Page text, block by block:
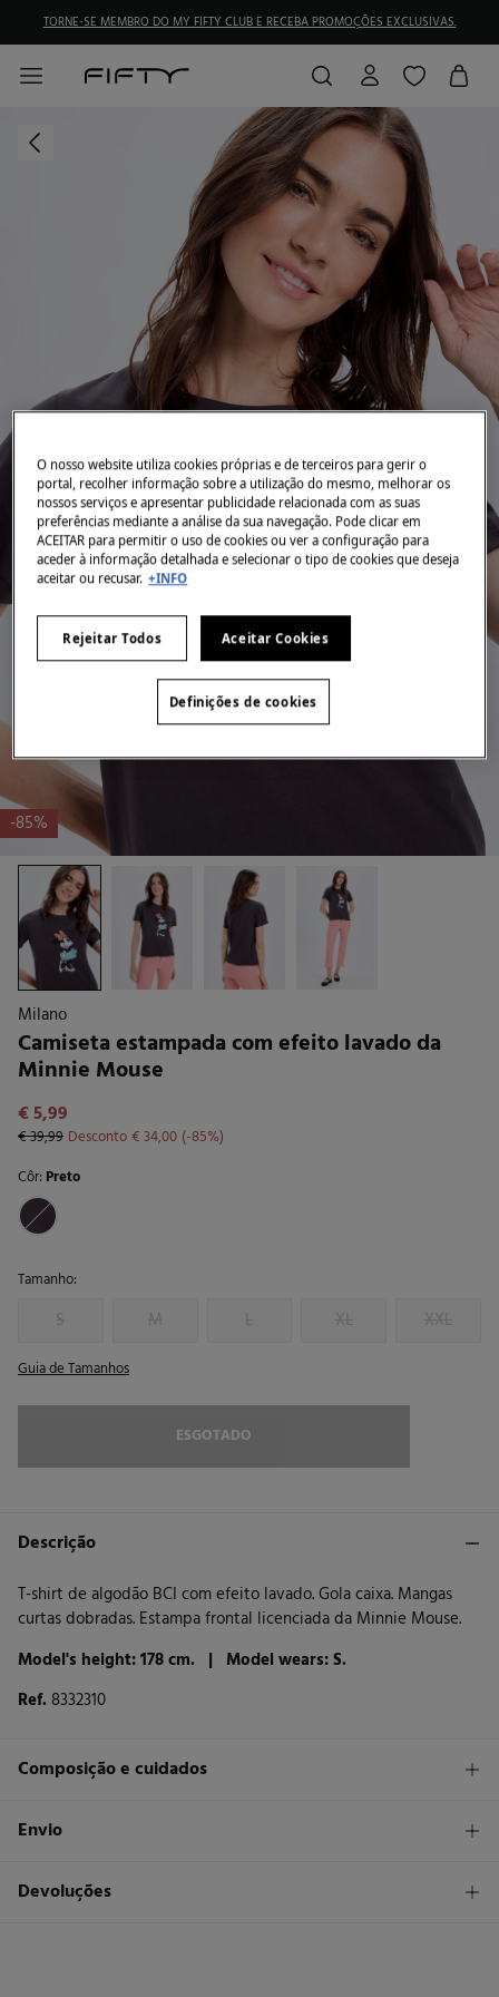
TORNE-SE MEMBRO DO MY FIFTY CLUB E RECEBA PROMOÇÕES EXCLUSIVAS.
-85%
Milano
Camiseta estampada com efeito lavado da
Minnie Mouse
€ 5,99
€ 39,99 Desconto€ 34,00
85
Côr: Preto
Tamanho:
S M L XL XXL
Guia de Tamanhos
ESGOTADO
Descrição
T-shirt de algodão BCI com efeito lavado. Gola caixa. Mangas
curtas dobradas. Estampa frontal licenciada da Minnie Mouse.
Model's height: 178 cm. | Model wears: S.
Ref. 8332310
Composição e cuidados
Composição
Cuidados
Envio
STANDARD
Devoluções
O nosso website utiliza cookies próprias e de terceiros para gerir o
portal, recolher informação sobre a utilização do mesmo, melhorar os
nossos serviços e apresentar publicidade relacionada com as suas
preferências mediante a análise da sua navegação. Pode clicar em
ACEITAR para permitir o uso de cookies ou ver a configuração para
aceder à informação detalhada e selecionar o tipo de cookies que deseja
aceitar ou recusar. +INFO
Rejeitar Todos Aceitar Cookies
Definições de cookies